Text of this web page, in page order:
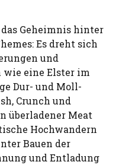
Geheimnis hinter
Es dreht sich
und
eine Elster im
Dur- und Moll-
Crunch und
überladener Meat
Hochwandern
Bauen der
und Entladung